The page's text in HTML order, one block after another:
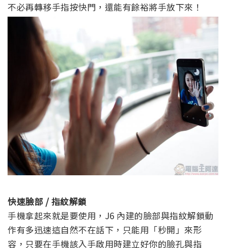
不必再轉移手指按快門，還能有餘裕將手放下來！
快速臉部 / 指紋解鎖
手機拿起來就是要使用，J6 內建的臉部與指紋解鎖動
作有多迅速這自然不在話下，只能用「秒開」來形
容，只要在手機該入手啟用時建立好你的臉孔與指